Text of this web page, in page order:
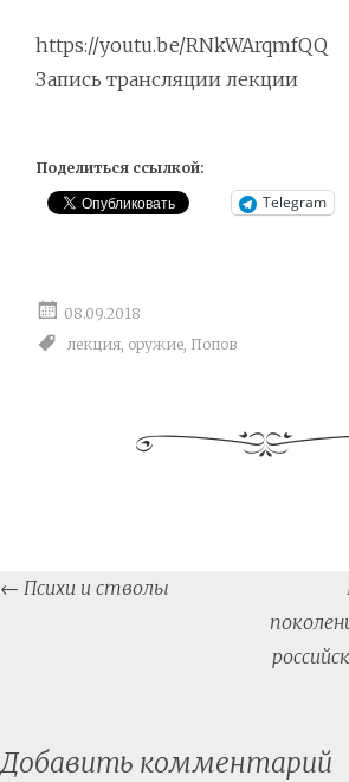
https://youtu.be/RNkWArqmfQQ
Запись трансляции лекции
Поделиться ссылкой:
Telegram
08.09.2018
лекция оружие Попов
Post
← Психи и стволы
Добавить комментарий